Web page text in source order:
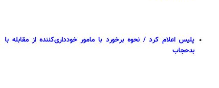
پلیس اعلام کرد / نحوه برخورد با مامور خودداری‌کننده از مقابله با
بدحجاب‌